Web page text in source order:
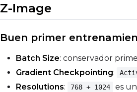
Z-Image
Buen primer
Batch Size: conservador
Gradient Checkpointing:
Resolutions: 768 + 1024
es